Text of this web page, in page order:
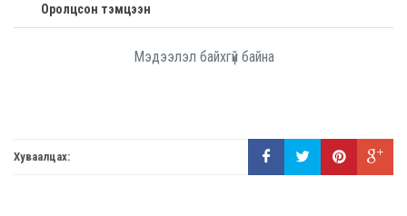
Оролцсон тэмцээн
Мэдээлэл байхгүй байна
Хуваалцах: